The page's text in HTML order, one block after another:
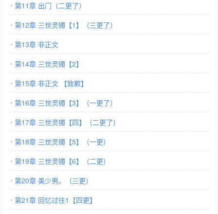
第11章 出门（二更了）
第12章 三世灵镯【1】（三更了）
第13章 非正文
第14章 三世灵镯【2】
第15章 非正文 【致歉】
第16章 三世灵镯【3】（一更了）
第17章 三世灵镯【四】（二更了）
第18章 三世灵镯【5】（一更）
第19章 三世灵镯【6】（二更）
第20章 美少男。（三更）
第21章 回忆过往1【四更】